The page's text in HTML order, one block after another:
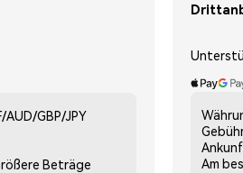
AUD/GBP/JPY
Beträge
Am